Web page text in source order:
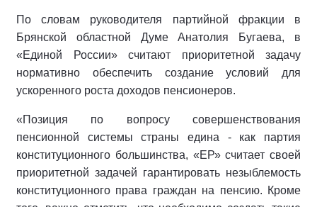
По словам руководителя партийной фракции в
Брянской областной Думе Анатолия Бугаева, в
«Единой России» считают приоритетной задачу
нормативно обеспечить создание условий для
ускоренного роста доходов пенсионеров.
«Позиция по вопросу совершенствования
пенсионной системы страны едина - как партия
конституционного большинства, «ЕР» считает своей
приоритетной задачей гарантировать незыблемость
конституционного права граждан на пенсию. Кроме